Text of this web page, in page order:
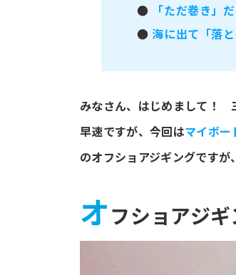
●
「ただ巻き」
● 海に出て「落
みなさん、はじめまして！
早速ですが、今回はマイボー
のオフショアジギングです
オフショアジ